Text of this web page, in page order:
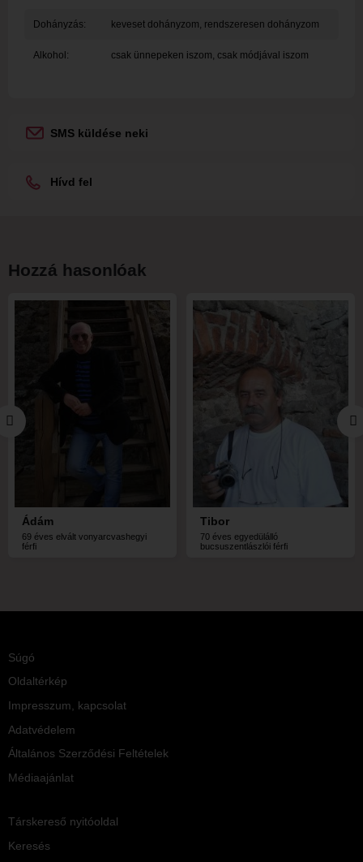
Dohányzás: keveset dohányzom, rendszeresen dohányzom
Alkohol: csak ünnepeken iszom, csak módjával iszom
SMS küldése neki
Hívd fel
Hozzá hasonlóak
Ádám
69 éves elvált vonyarcvashegyi
férfi
Tibor
70 éves egyedülálló
bucsuszentlászlói férfi
Súgó
Oldaltérkép
Impresszum, kapcsolat
Adatvédelem
Általános Szerződési Feltételek
Médiaajánlat
Társkereső nyitóoldal
Keresés